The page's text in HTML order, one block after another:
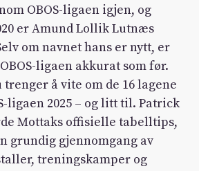
OBOS-ligaen igjen, og
er Amund Lollik Lutnæs
om navnet hans er nytt, er
ligaen akkurat som før.
å vite om de 16 lagene
ligaen 2025 – og litt til. Patrick
Mottaks offisielle tabelltips,
grundig gjennomgang av
treningskamper og